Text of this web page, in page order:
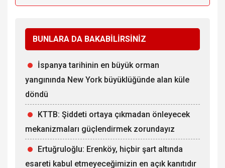
BUNLARA DA BAKABİLİRSİNİZ
İspanya tarihinin en büyük orman
yangınında New York büyüklüğünde alan küle
döndü
KTTB: Şiddeti ortaya çıkmadan önleyecek
mekanizmaları güçlendirmek zorundayız
Ertuğruloğlu: Erenköy, hiçbir şart altında
esareti kabul etmeyeceğimizin en açık kanıtıdır